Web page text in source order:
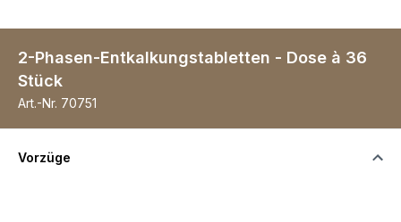
2-Phasen-Entkalkungstabletten - Dose à 36
Stück
Art.-Nr. 70751
Vorzüge